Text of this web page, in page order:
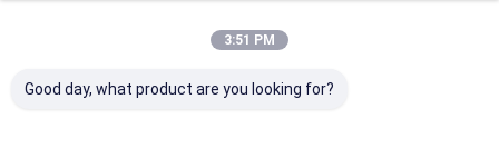
3:51 PM
Good day, what product are you looking for?